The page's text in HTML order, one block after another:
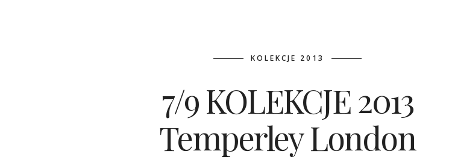
KOLEKCJE 2013
7/9 KOLEKCJE 2013
Temperley London